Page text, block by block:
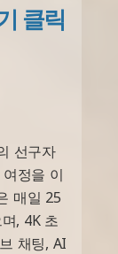
클릭
선구자
정을 이
매일 25
, 4K 초
채팅, AI